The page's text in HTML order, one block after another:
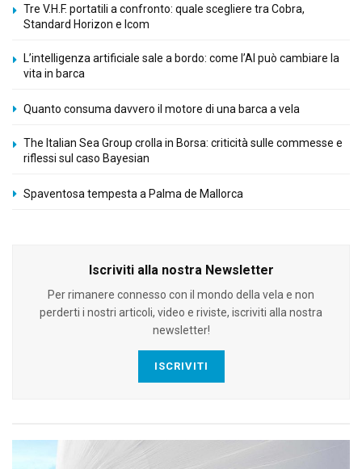
Tre V.H.F. portatili a confronto: quale scegliere tra Cobra,
Standard Horizon e Icom
L’intelligenza artificiale sale a bordo: come l’AI può cambiare la
vita in barca
Quanto consuma davvero il motore di una barca a vela
The Italian Sea Group crolla in Borsa: criticità sulle commesse e
riflessi sul caso Bayesian
Spaventosa tempesta a Palma de Mallorca
Iscriviti alla nostra Newsletter
Per rimanere connesso con il mondo della vela e non
perderti i nostri articoli, video e riviste, iscriviti alla nostra
newsletter!
ISCRIVITI